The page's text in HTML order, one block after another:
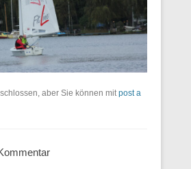
aber Sie können mitpost a